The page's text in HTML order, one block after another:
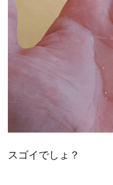
スゴイでしょ？